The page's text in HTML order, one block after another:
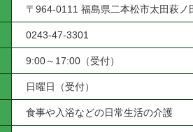
〒964-0111 福島県二本松市太田萩ノ
0243-47-3301
9:00～17:00（受付）
日曜日（受付）
食事や入浴などの日常生活の介護